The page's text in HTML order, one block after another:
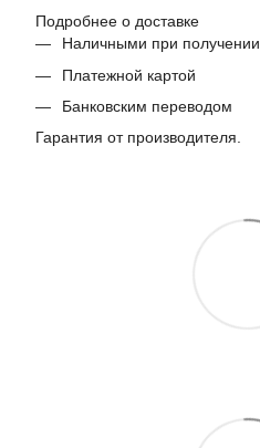
Подробнее о доставке
Наличными при получении
Платежной картой
Банковским переводом
Гарантия от производителя.